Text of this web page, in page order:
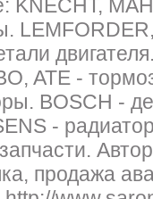
KNECHT,
ATE -
BOSCH -
-
продажа